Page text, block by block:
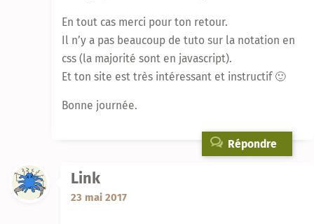
En tout cas merci pour ton retour.
Il n’y a pas beaucoup de tuto sur la notation en
css (la majorité sont en javascript).
Et ton site est très intéressant et instructif 🙂
Bonne journée.
Répondre
Link
23 mai 2017